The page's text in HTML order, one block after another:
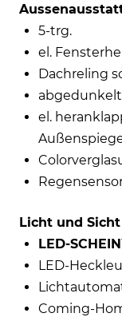
5-trg.
el.
Dachreling
el.
Licht und Sicht
LED-
LED-
Coming-